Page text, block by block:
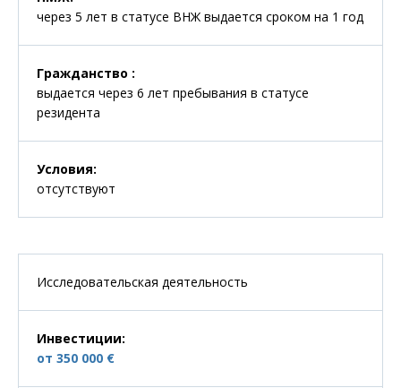
Исследовательская деятельность
Инвестиции:
от 350 000 €
через 5 лет в статусе ВНЖ выдается сроком на 1 год
Гражданство :
выдается через 6 лет пребывания в статусе
резидента
Условия:
отсутствуют